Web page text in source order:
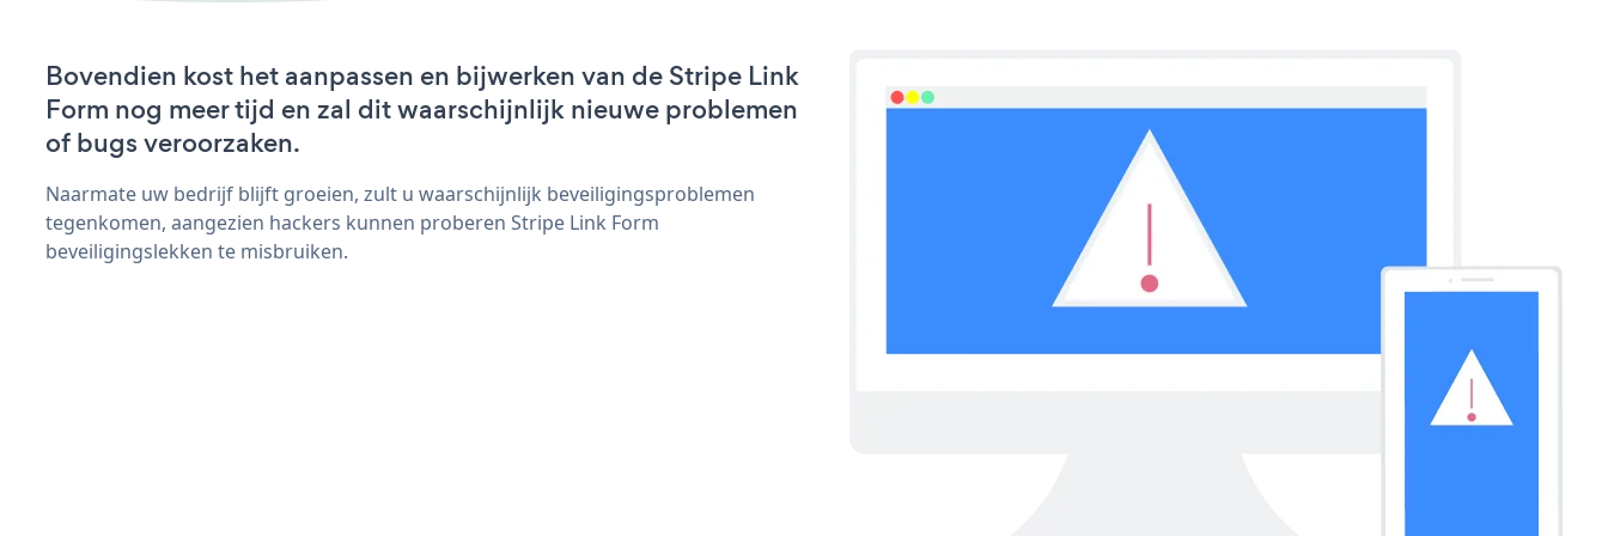
Bovendien kost het aanpassen en bijwerken van de Stripe Link
Form nog meer tijd en zal dit waarschijnlijk nieuwe problemen
of bugs veroorzaken.
Naarmate uw bedrijf blijft groeien, zult u waarschijnlijk beveiligingsproblemen
tegenkomen, aangezien hackers kunnen proberen Stripe Link Form
beveiligingslekken te misbruiken.